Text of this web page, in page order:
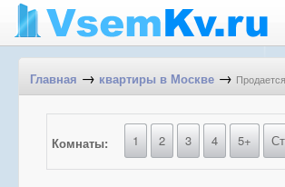
Главная → квартиры в Москве →
Комнаты: 1 2 3 4 5+